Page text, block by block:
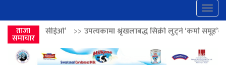
ताजा
समाचार
उपत्यकामा श्रृंखलाबद्ध सिक्री लुट्ने ‘कर्मा समूह’का नाइकेसहित पाँच पक्राउ